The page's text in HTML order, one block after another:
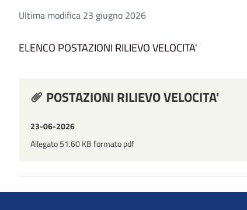
Ultima modifica 23 giugno 2026
ELENCO POSTAZIONI RILIEVO VELOCITA'
POSTAZIONI RILIEVO VELOCITA'
23-06-2026
Allegato 51.60 KB formato pdf